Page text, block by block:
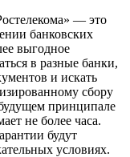
— это
банковских
выгодное
в разные банки,
и искать
сбору
принципале
не более часа.
будут
условиях.